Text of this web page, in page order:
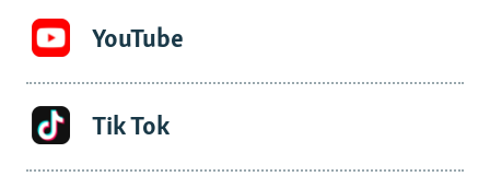
YouTube
Tik Tok